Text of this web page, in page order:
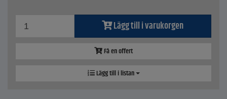
Lägg till i varukorgen
Få en offert
Lägg till i listan